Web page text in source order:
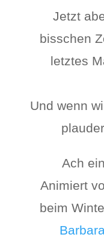
Jetzt
bisschen
letztes
Und wenn
Ach
Animiert
beim